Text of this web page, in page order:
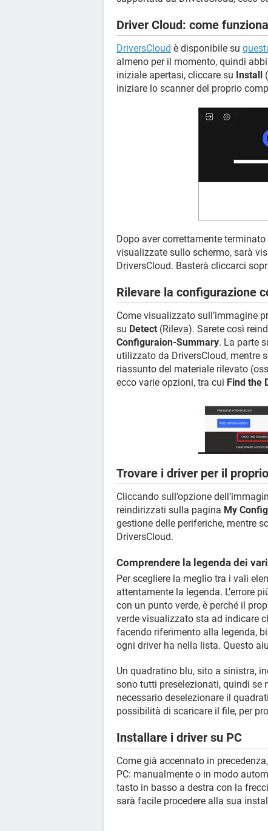
Driver Cloud: come funziona
DriversCloud è disponibile su
almeno per il momento, quindi
iniziale apertasi, cliccare su Install
iniziare lo scanner del proprio
Dopo aver correttamente
visualizzate sullo schermo, sarà
DriversCloud. Basterà cliccarci
Rilevare la configurazione
Come visualizzato sull’immagine
su Detect (Rileva). Sarete così
Configuraion-Summary. La parte
utilizzato da DriversCloud, mentre
riassunto del materiale rilevato
ecco varie opzioni, tra cui Find the
Trovare i driver per il
Cliccando sull’opzione
reindirizzati sulla pagina My
gestione delle periferiche, mentre
DriversCloud.
Comprendere la legenda dei
Per scegliere la meglio tra i vali
attentamente la legenda. L’errore
con un punto verde, è perché il
verde visualizzato sta ad indicare
facendo riferimento alla legenda,
ogni driver ha nella lista. Questo
Un quadratino blu, sito a sinistra,
sono tutti preselezionati, quindi se
necessario deselezionare il
possibilità di scaricare il file, per
Installare i driver su PC
Come già accennato in
PC: manualmente o in modo
tasto in basso a destra con la
sarà facile procedere alla sua